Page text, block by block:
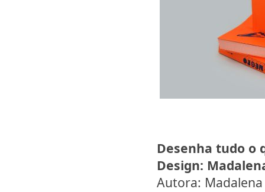
Desenha tudo o
Design:
Autora: